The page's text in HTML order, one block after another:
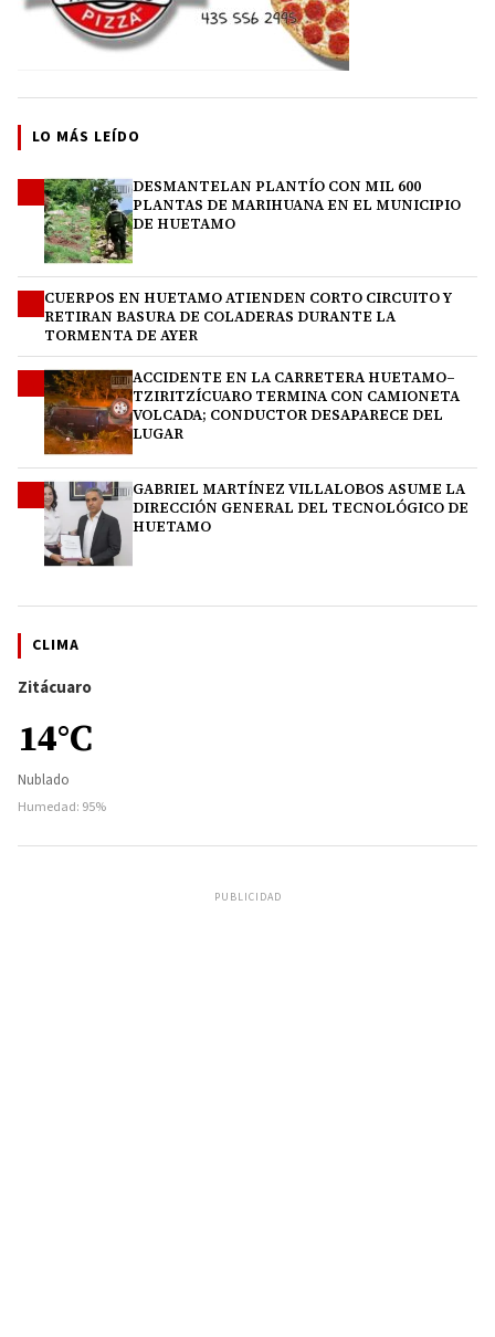
LO MÁS LEÍDO
DESMANTELAN PLANTÍO CON MIL 600
PLANTAS DE MARIHUANA EN EL MUNICIPIO
DE HUETAMO
CUERPOS EN HUETAMO ATIENDEN CORTO CIRCUITO Y
RETIRAN BASURA DE COLADERAS DURANTE LA
TORMENTA DE AYER
ACCIDENTE EN LA CARRETERA HUETAMO–
TZIRITZÍCUARO TERMINA CON CAMIONETA
VOLCADA; CONDUCTOR DESAPARECE DEL
LUGAR
GABRIEL MARTÍNEZ VILLALOBOS ASUME LA
DIRECCIÓN GENERAL DEL TECNOLÓGICO DE
HUETAMO
CLIMA
Zitácuaro
14°C
Nublado
Humedad: 95%
PUBLICIDAD